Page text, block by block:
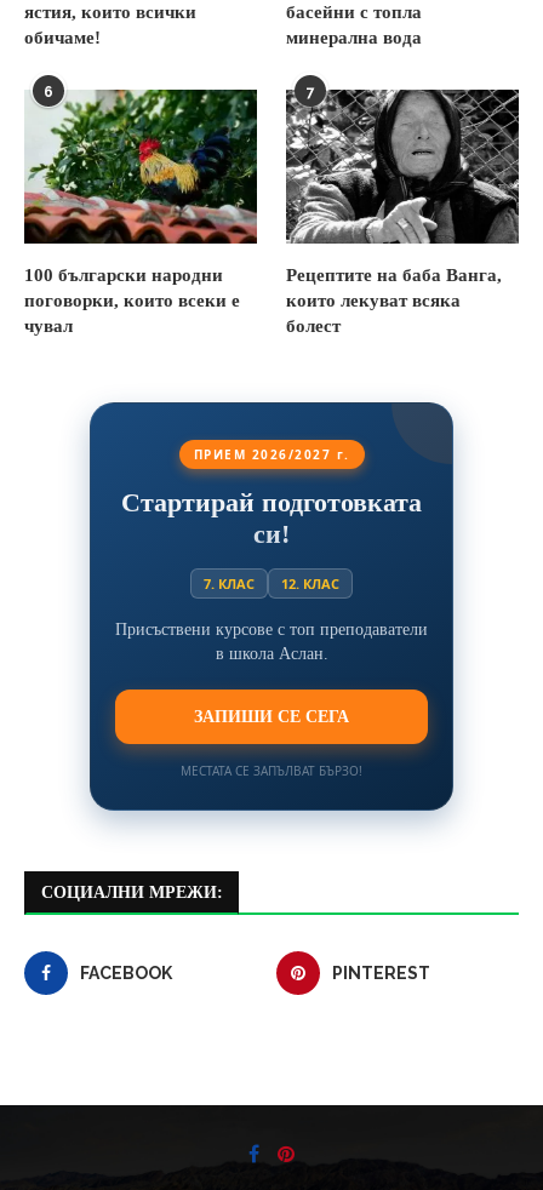
ястия, които всички
обичаме!
басейни с топла
минерална вода
6
100 български народни
поговорки, които всеки е
чувал
7
Рецептите на баба Ванга,
които лекуват всяка
болест
ПРИЕМ 2026/2027 г.
Стартирай подготовката
си!
7. КЛАС 12. КЛАС
Присъствени курсове с топ преподаватели
в школа Аслан.
ЗАПИШИ СЕ СЕГА
МЕСТАТА СЕ ЗАПЪЛВАТ БЪРЗО!
СОЦИАЛНИ МРЕЖИ:
FACEBOOK PINTEREST